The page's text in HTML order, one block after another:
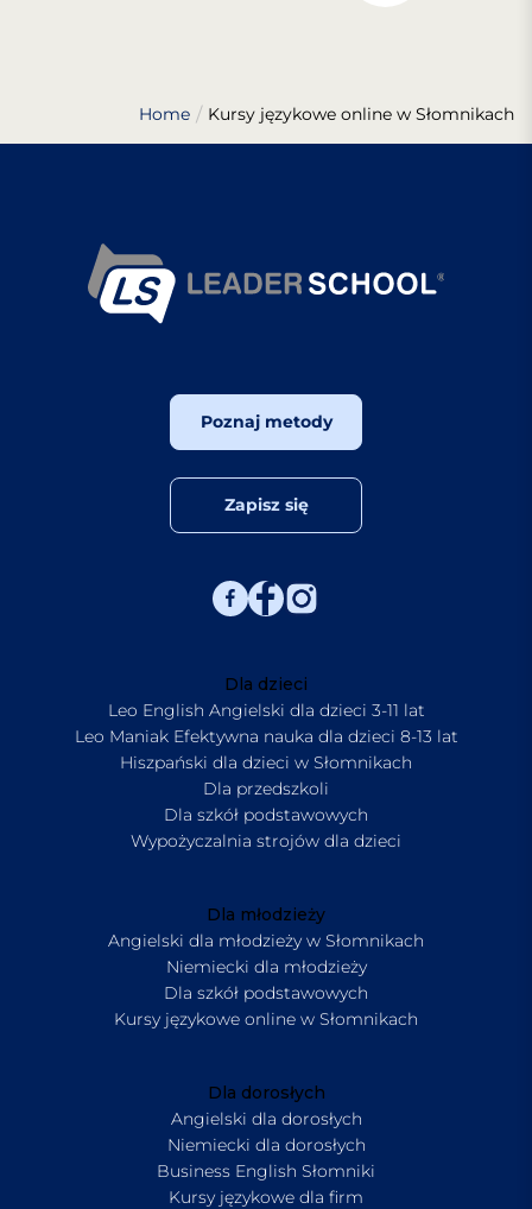
Home Kursy językowe online w Słomnikach
Poznaj metody
Zapisz się
Dla dzieci
Leo English Angielski dla dzieci 3-11 lat
Leo Maniak Efektywna nauka dla dzieci 8-13 lat
Hiszpański dla dzieci w Słomnikach
Dla przedszkoli
Dla szkół podstawowych
Wypożyczalnia strojów dla dzieci
Dla młodzieży
Angielski dla młodzieży w Słomnikach
Niemiecki dla młodzieży
Dla szkół podstawowych
Kursy językowe online w Słomnikach
Dla dorosłych
Angielski dla dorosłych
Niemiecki dla dorosłych
Business English Słomniki
Kursy językowe dla firm